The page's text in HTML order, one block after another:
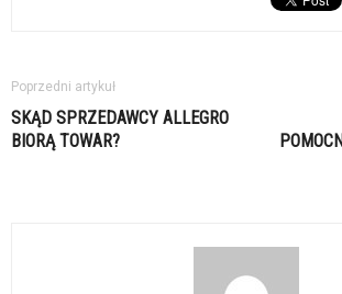
Poprzedni artykuł
SKĄD SPRZEDAWCY ALLEGRO
BIORĄ TOWAR?